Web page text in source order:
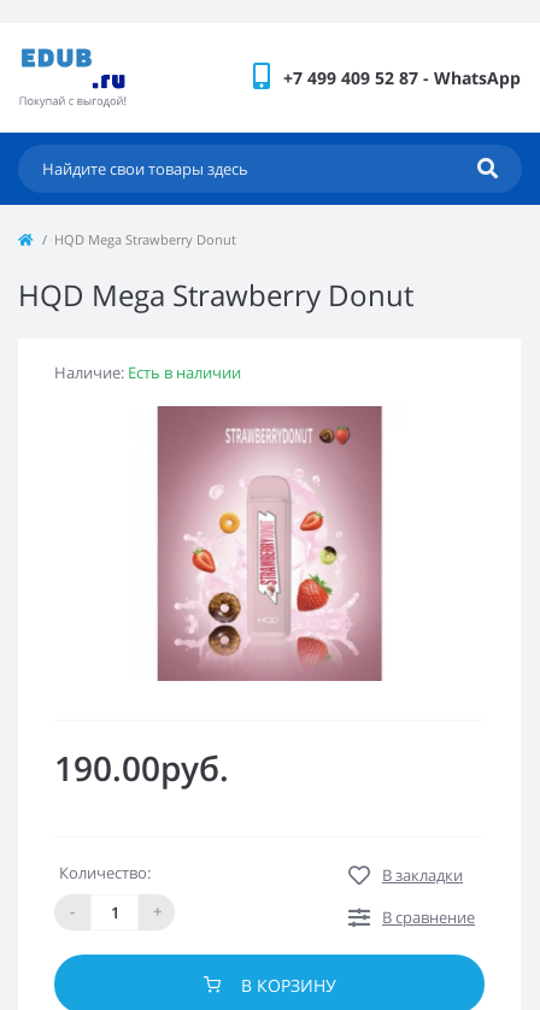
+7 499 409 52 87 - WhatsApp
HQD Mega Strawberry Donut
HQD Mega Strawberry Donut
Наличие: Есть в наличии
190.00руб.
Количество:
-
+
В закладки
В сравнение
В КОРЗИНУ